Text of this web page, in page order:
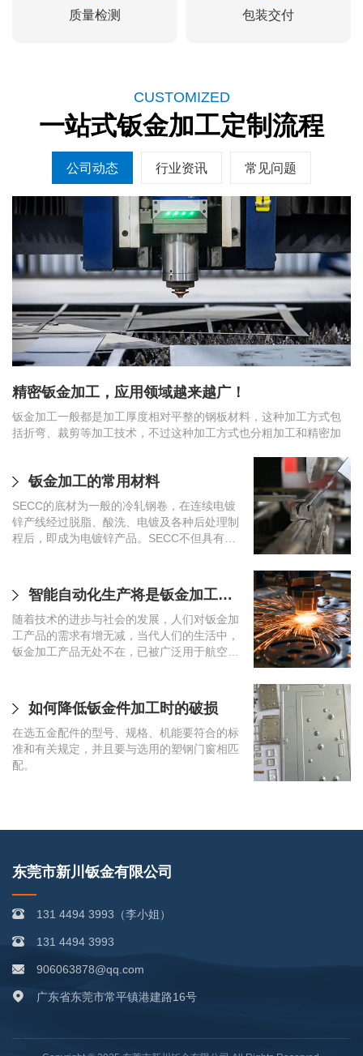
质量检测 包装交付
CUSTOMIZED
一站式钣金加工定制流程
公司动态 行业资讯 常见问题
精密钣金加工，应用领域越来越广！
钣金加工一般都是加工厚度相对平整的钢板材料，这种加工方式包
括折弯、裁剪等加工技术，不过这种加工方式也分粗加工和精密加
其加工件相当的精细，所以精密钣金加工件的应用范畴与其他钣金
加工件会有很明显的不同。一般而言精密钣金加工主要用于通讯和
电子行业以及精密仪器行业，再就是在电梯制造行业也有应用。
钣金加工的常用材料
SECC的底材为一般的冷轧钢卷，在连续电镀
锌产线经过脱脂、酸洗、电镀及各种后处理制
程后，即成为电镀锌产品。SECC不但具有一
品、家电及家具的市场上具有很大的竞争性及
取代性。例如电脑机箱普遍使用的就是
SECC。
智能自动化生产将是钣金加工厂的必然发展趋势
随着技术的进步与社会的发展，人们对钣金加
工产品的需求有增无减，当代人们的生活中，
钣金加工产品无处不在，已被广泛用于航空、
如何降低钣金件加工时的破损
在选五金配件的型号、规格、机能要符合的标
准和有关规定，并且要与选用的塑钢门窗相匹
配。
精密钣金加工广泛应用于工业设备、仪器仪表、电控机箱、自动化
设备配套生产领域，专业提供板材切割、数控折弯、焊接打磨等全
精密电子钣金有哪些优势？尺寸精度高、电磁屏蔽好适配电子设备外壳
精密电子钣金有哪些优势?尺寸精度高、电磁
屏蔽好适配电子设备外壳，常用来制作工控机
箱、检测仪器壳体、通讯模块、电源外壳、各
是电子设备外壳主流加工方案。
家电钣金结构件耐腐蚀高强度适配各类家电外壳配件
家电钣金结构件耐腐蚀高强度适配各类家电外
壳配件，依托优质金属板材与成熟钣金加工工
艺，兼顾机械结构强度与抗腐蚀防护性能，广
小型生活电器全品类制造需求，解决普通钣金
易生锈、受力变形、磕碰破损等常见问题，保
障家电整机外观质感与长期使用稳定性。家电
日常使用场景复杂，厨房油烟水汽、卫生间潮
湿环境、南方梅雨季高湿空气，再加上运输搬
腐蚀高强度钣金结构件经过选材优化与多重表
外壳及配套结构配件的主流基材。
钣金加工箱机柜外壳设备量产
钣金加工箱机柜外壳设备量产是工业设备外壳
配套的重要保障，依托成熟钣金工艺完成各类
电控箱体、设备机柜批量制作，适配自动化、
靠谱的钣金规模化加工，都能兼顾精度、外观
外壳供货方案，解决量产阶段外壳供货不稳
定、品质参差不齐等常见问题。
冲压件钣金件，对加工精度的要求
精加工是指对零件进行精确尺寸公差的加工，使用精密加工设备以
及特殊加工要求。
钣金加工厂在钣金底盘加工中有哪些结构
第一种是铝型材和钣金结构框架系统，用于强
大的电缆管理和设备安装。
金属钣金精密，多类异型不同产品加工
在金属钣金精密材质的激光切割加工领域中，
大家经常会听见钣金加工和高精密钣金加工2
个词，钣金加工是专业技术人员必须把握的核
弯成形等方式和加工工艺主要参数，及其各种
各样冷冲模模具设计和加工工艺主要参数、各
种各样机器设备的原理和操作步骤，及其新的
冲压模具设计等。
折弯工艺中如何确保精度？
现代数控折弯机（CNC）能够精确控制折弯角
度和位置，通过计算机编程实现复杂形状的快
速制造。
东莞市新川钣金有限公司
131 4494 3993（李小姐）
131 4494 3993
906063878@qq.com
广东省东莞市常平镇港建路16号